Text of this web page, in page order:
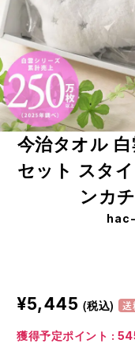
今治タオル
セット スタイ
ンカ
¥5,445 (税込) 送
獲得予定ポイント :